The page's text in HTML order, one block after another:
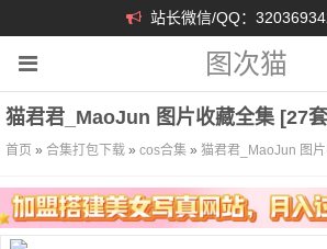
站长微信/QQ：
图次猫
猫君君_MaoJun 图片收藏全集 [27
首页 » 合集打包下载 » cos合集 » 猫君君_MaoJun 图